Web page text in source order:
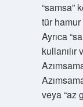
“samsa”
tür hamur
Ayrıca
kullanılır
veya “az